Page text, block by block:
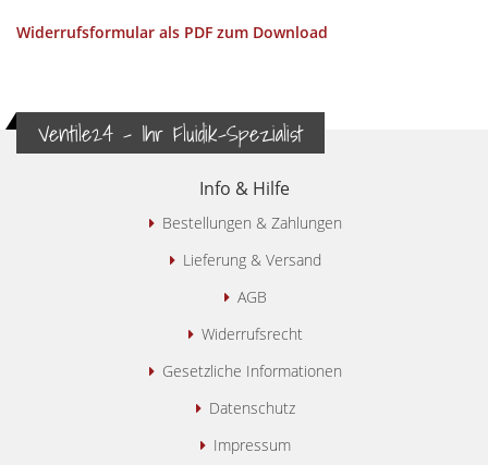
Widerrufsformular als PDF zum Download
Ventile24 - Ihr Fluidik-Spezialist
Info & Hilfe
Bestellungen & Zahlungen
Lieferung & Versand
AGB
Widerrufsrecht
Gesetzliche Informationen
Datenschutz
Impressum